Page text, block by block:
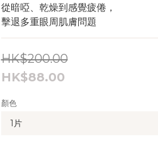
從暗啞、乾燥到感覺疲倦，
擊退多重眼周肌膚問題
HK$200.00
HK$88.00
顏色